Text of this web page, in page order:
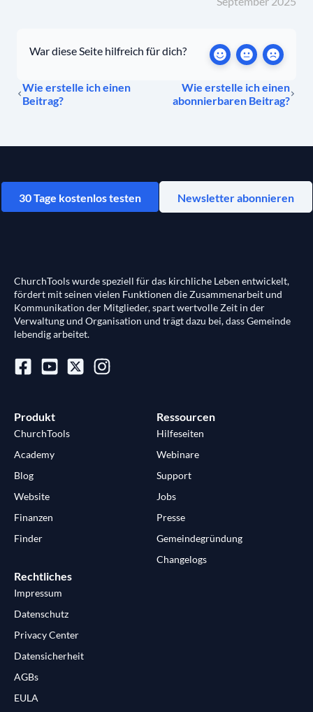
War diese Seite hilfreich für dich?
Wie erstelle ich einen
Beitrag?
Wie erstelle ich einen
abonnierbaren Beitrag?
30 Tage kostenlos testen Newsletter abonnieren
ChurchTools wurde speziell für das kirchliche Leben entwickelt,
fördert mit seinen vielen Funktionen die Zusammenarbeit und
Kommunikation der Mitglieder, spart wertvolle Zeit in der
Verwaltung und Organisation und trägt dazu bei, dass Gemeinde
lebendig arbeitet.
Produkt
ChurchTools
Academy
Blog
Website
Finanzen
Finder
Ressourcen
Hilfeseiten
Webinare
Support
Jobs
Presse
Gemeindegründung
Changelogs
Rechtliches
Impressum
Datenschutz
Privacy Center
Datensicherheit
AGBs
EULA